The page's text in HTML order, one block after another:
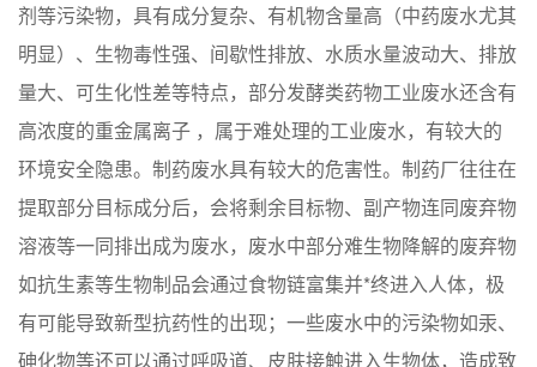
剂等污染物，具有成分复杂、有机物含量高（中药废水尤其
明显）、生物毒性强、间歇性排放、水质水量波动大、排放
量大、可生化性差等特点，部分发酵类药物工业废水还含有
高浓度的重金属离子 ，属于难处理的工业废水，有较大的
环境安全隐患。制药废水具有较大的危害性。制药厂往往在
提取部分目标成分后，会将剩余目标物、副产物连同废弃物
溶液等一同排出成为废水，废水中部分难生物降解的废弃物
如抗生素等生物制品会通过食物链富集并*终进入人体，极
有可能导致新型抗药性的出现；一些废水中的污染物如汞、
砷化物等还可以通过呼吸道、皮肤接触进入生物体，造成致